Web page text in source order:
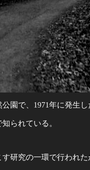
園で、1971年に発生
られている。
研究の一環で行われ